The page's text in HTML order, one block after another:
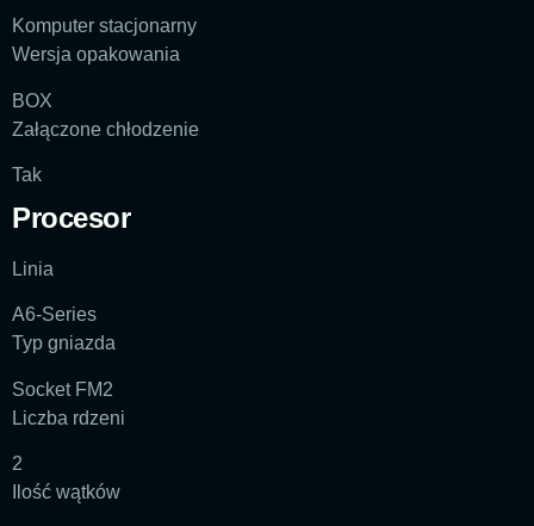
Komputer stacjonarny
Wersja opakowania
BOX
Załączone chłodzenie
Tak
Procesor
Linia
A6-Series
Typ gniazda
Socket FM2
Liczba rdzeni
2
Ilość wątków